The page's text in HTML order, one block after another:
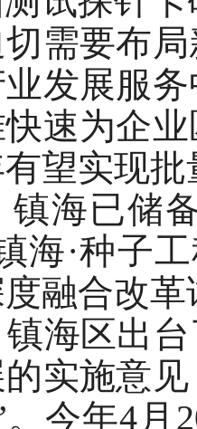
需要布
发展服
速为企
望实现批
已储备
海·种子
融合改革
区出台
实施意
。今年4